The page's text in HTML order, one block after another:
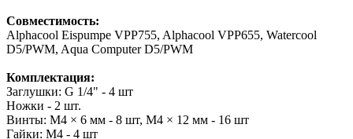
Совместимость:
Alphacool Eispumpe VPP755, Alphacool VPP655, Watercool
D5/PWM, Aqua Computer D5/PWM
Комплектация:
Заглушки: G 1/4" - 4 шт
Ножки - 2 шт.
Винты: M4 × 6 мм - 8 шт, M4 × 12 мм - 16 шт
Гайки: M4 - 4 шт